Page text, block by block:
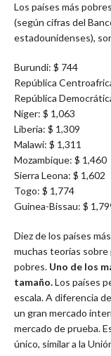
Los países más
(según cifras del
estadounidenses),
Burundi: $ 744
República
República
Níger: $ 1,063
Liberia: $ 1,309
Malawi: $ 1,311
Mozambique: $ 1,460
Sierra Leona: $ 1,602
Togo: $ 1,774
Guinea-Bissau: $
Diez de los países
muchas teorías
pobres. Uno de los
tamaño.Los países
escala. A diferencia
un gran mercado
mercado de prueba.
único, similar a la